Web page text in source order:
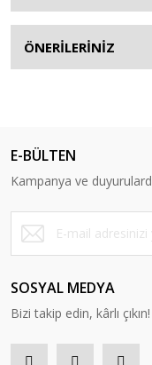
ÖNERİLERİNİZ
E-BÜLTEN
Kampanya ve
SOSYAL MEDYA
Bizi takip edin, kârlı çıkın!